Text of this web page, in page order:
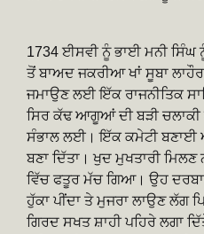
1734 ਈਸਵੀ ਨੂੰ ਭਾਈ ਮਨੀ
ਤੋਂ ਬਾਅਦ ਜਕਰੀਆ ਖਾਂ ਸੂਬਾ
ਜਮਾਉਣ ਲਈ ਇੱਕ ਰਾਜਨੀਤਿਕ
ਸਿਰ ਕੱਢ ਆਗੂਆਂ ਦੀ ਬੜੀ ਚਲਾਕੀ
ਸੰਭਾਲ ਲਈ। ਇੱਕ ਕਮੇਟੀ ਬਣਾਈ
ਬਣਾ ਦਿੱਤਾ। ਖੁਦ ਮੁਖਤਾਰੀ
ਵਿੱਚ ਫਤੂਰ ਮੱਚ ਗਿਆ। ਉਹ
ਹੁੱਕਾ ਪੀਂਦਾ ਤੇ ਮੁਜਰਾ ਲਾਉਣ
ਗਿਰਦ ਸਖਤ ਸ਼ਾਹੀ ਪਹਿਰੇ ਲਗਾ